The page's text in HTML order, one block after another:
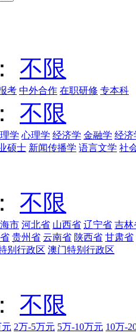
不限
考 中外合作 在职研修 专本科
不限
学 心理学 经济学 金融学 经济
硕士 新闻传播学 语言文学 社
不限
海市 河北省 山西省 辽宁省 吉林
贵州省 云南省 陕西省 甘肃省
别行政区 澳门特别行政区
不限
元 2万-5万元 5万-10万元 10万-